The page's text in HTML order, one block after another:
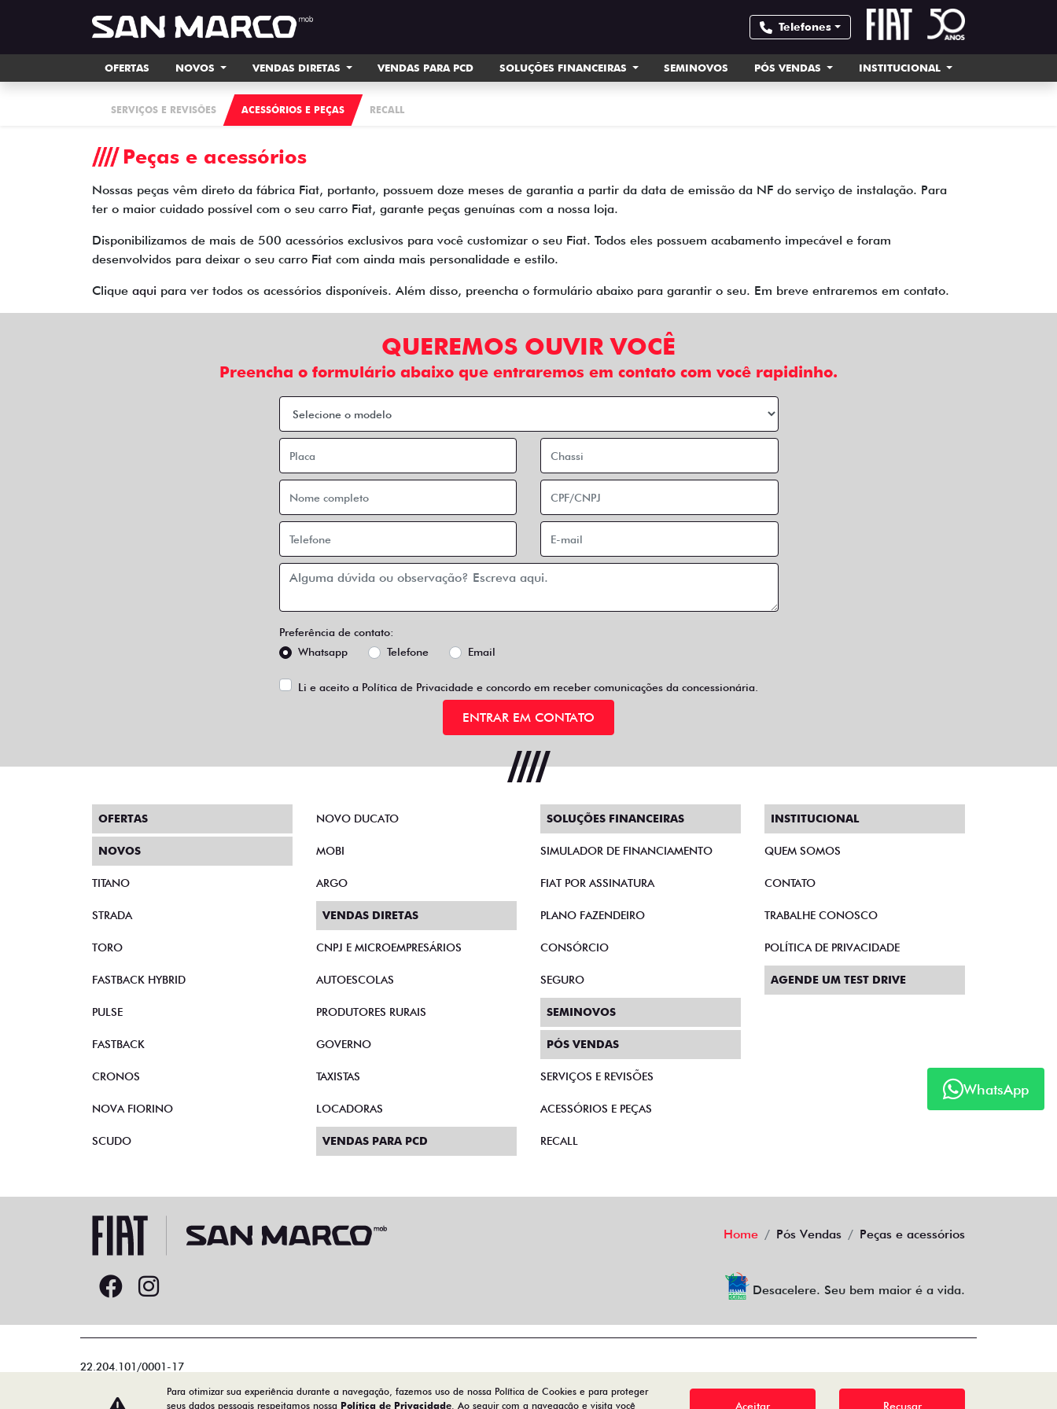
Telefones
OFERTAS NOVOS VENDAS DIRETAS VENDAS PARA PCD SOLUÇÕES FINANCEIRAS SEMINOVOS PÓS VENDAS INSTITUCIONAL
SERVIÇOS E REVISÕES ACESSÓRIOS E PEÇAS RECALL
Peças e acessórios
Nossas peças vêm direto da fábrica Fiat, portanto, possuem doze meses de garantia a partir da data de emissão da NF do serviço de instalação. Para
ter o maior cuidado possível com o seu carro Fiat, garante peças genuínas com a nossa loja.
Disponibilizamos de mais de 500 acessórios exclusivos para você customizar o seu Fiat. Todos eles possuem acabamento impecável e foram
desenvolvidos para deixar o seu carro Fiat com ainda mais personalidade e estilo.
Clique aqui para ver todos os acessórios disponíveis. Além disso, preencha o formulário abaixo para garantir o seu. Em breve entraremos em contato.
QUEREMOS OUVIR VOCÊ
Preencha o formulário abaixo que entraremos em contato com você rapidinho.
Preferência de contato:
Whatsapp
Telefone Email
Li e aceito a Política de Privacidadee concordo em receber comunicações da concessionária.
ENTRAR EM CONTATO
WhatsApp
OFERTAS
NOVOS
TITANO
STRADA
TORO
FASTBACK HYBRID
PULSE
FASTBACK
CRONOS
NOVA FIORINO
SCUDO
NOVO DUCATO
MOBI
ARGO
VENDAS DIRETAS
CNPJ E MICROEMPRESÁRIOS
AUTOESCOLAS
PRODUTORES RURAIS
GOVERNO
TAXISTAS
LOCADORAS
VENDAS PARA PCD
SOLUÇÕES FINANCEIRAS
SIMULADOR DE FINANCIAMENTO
FIAT POR ASSINATURA
PLANO FAZENDEIRO
CONSÓRCIO
SEGURO
SEMINOVOS
PÓS VENDAS
SERVIÇOS E REVISÕES
ACESSÓRIOS E PEÇAS
RECALL
INSTITUCIONAL
QUEM SOMOS
CONTATO
TRABALHE CONOSCO
POLÍTICA DE PRIVACIDADE
AGENDE UM TEST DRIVE
Home Pós Vendas Peças e acessórios
Desacelere. Seu bem maior é a vida.
22.204.101/0001-17
Para otimizar sua experiência durante a navegação, fazemos uso de nossa Política de Cookies e para proteger
seus dados pessoais respeitamos nossa Política de Privacidade. Ao seguir com a navegação e visita você Aceitar Recusar